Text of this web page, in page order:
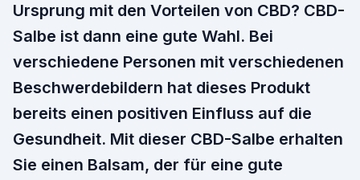
Ursprung mit den Vorteilen von CBD? CBD-
Salbe ist dann eine gute Wahl. Bei
verschiedene Personen mit verschiedenen
Beschwerdebildern hat dieses Produkt
bereits einen positiven Einfluss auf die
Gesundheit. Mit dieser CBD-Salbe erhalten
Sie einen Balsam, der für eine gute